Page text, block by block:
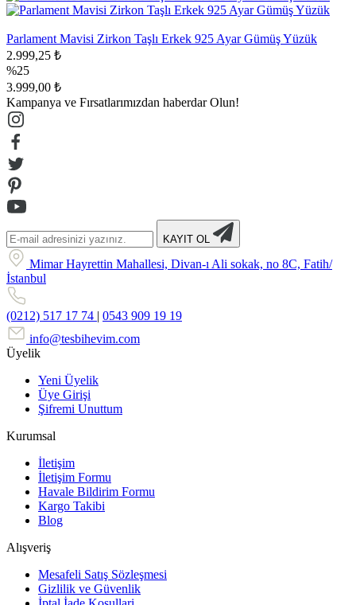
Parlament Mavisi Zirkon Taşlı Erkek 925 Ayar Gümüş Yüzük
2.999,25 ₺
%25
3.999,00 ₺
Kampanya ve Fırsatlarımızdan haberdar Olun!
KAYIT OL
Mimar Hayrettin Mahallesi, Divan-ı Ali sokak, no 8C, Fatih/
İstanbul
(0212) 517 17 74 | 0543 909 19 19
info@tesbihevim.com
Üyelik
Yeni Üyelik
Üye Girişi
Şifremi Unuttum
Kurumsal
İletişim
İletişim Formu
Havale Bildirim Formu
Kargo Takibi
Blog
Alışveriş
Mesafeli Satış Sözleşmesi
Gizlilik ve Güvenlik